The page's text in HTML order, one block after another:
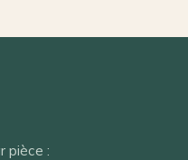
pièce :